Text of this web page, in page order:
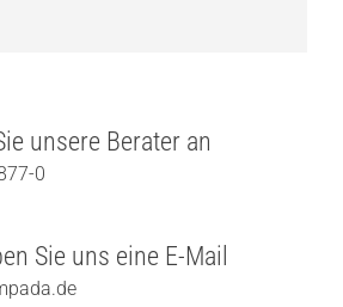
unsere Berater an
0
Sie uns eine E-Mail